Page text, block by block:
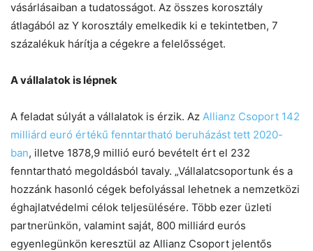
vásárlásaiban a tudatosságot. Az összes korosztály
átlagából az Y korosztály emelkedik ki e tekintetben, 7
százalékuk hárítja a cégekre a felelősséget.
A vállalatok is lépnek
A feladat súlyát a vállalatok is érzik. Az Allianz Csoport 142
milliárd euró értékű fenntartható beruházást tett 2020-
ban, illetve 1878,9 millió euró bevételt ért el 232
fenntartható megoldásból tavaly. „Vállalatcsoportunk és a
hozzánk hasonló cégek befolyással lehetnek a nemzetközi
éghajlatvédelmi célok teljesülésére. Több ezer üzleti
partnerünkön, valamint saját, 800 milliárd eurós
egyenlegünkön keresztül az Allianz Csoport jelentős